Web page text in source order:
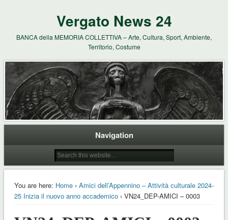
Vergato News 24
BANCA della MEMORIA COLLETTIVA – Arte, Cultura, Sport, Ambiente,
Territorio, Costume
Navigation
You are here: Home› Amici dell’Appennino – Attività culturale 2024-
25 Inizia il nuovo anno accademico› VN24_DEP-AMICI – 0003